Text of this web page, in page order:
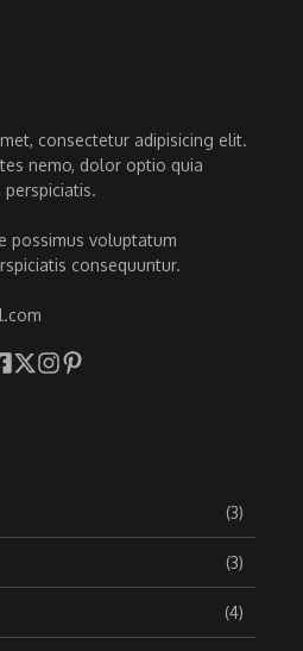
consectetur adipisicing elit.
nemo, dolor optio quia
possimus voluptatum
consequuntur.
(3)
(3)
(4)